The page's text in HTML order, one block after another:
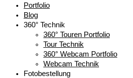
Portfolio
Blog
360° Technik
360° Touren Portfolio
Tour Technik
360° Webcam Portfolio
Webcam Technik
Fotobestellung